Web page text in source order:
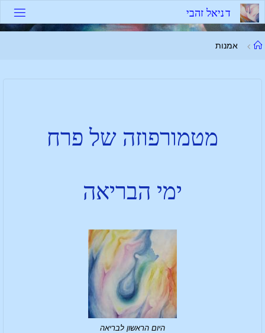
דניאל זהבי
אמנות
מטמורפוזה של פרח
ימי הבריאה
היום הראשון לבריאה